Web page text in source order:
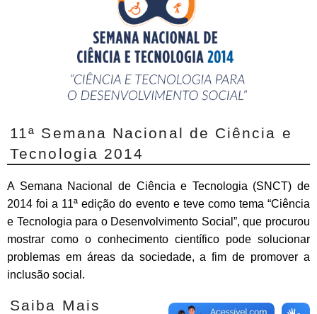
11ª Semana Nacional de Ciência e
Tecnologia 2014
A Semana Nacional de Ciência e Tecnologia (SNCT) de
2014 foi a 11ª edição do evento e teve como tema “Ciência
e Tecnologia para o Desenvolvimento Social”, que procurou
mostrar como o conhecimento científico pode solucionar
problemas em áreas da sociedade, a fim de promover a
inclusão social.
Saiba Mais